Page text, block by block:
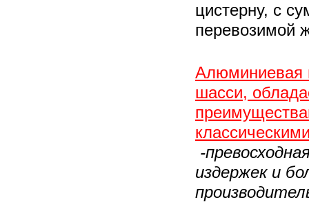
цистерну, с
перевозимой
Алюминиевая
шасси,
-
издержек и